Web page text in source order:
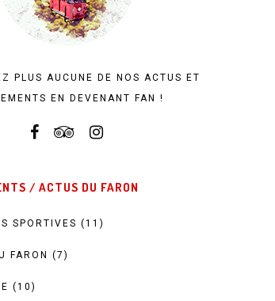
PLUS AUCUNE DE NOS ACTUS ET
EN DEVENANT FAN !
/ ACTUS DU FARON
SPORTIVES (11)
FARON (7)
(10)